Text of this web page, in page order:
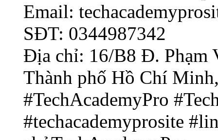
Email:
SĐT: 0344987342
Địa chỉ: 16/B8 Đ. Phạm
Thành phố Hồ Chí
#TechAcademyPro
#techacademyprosite